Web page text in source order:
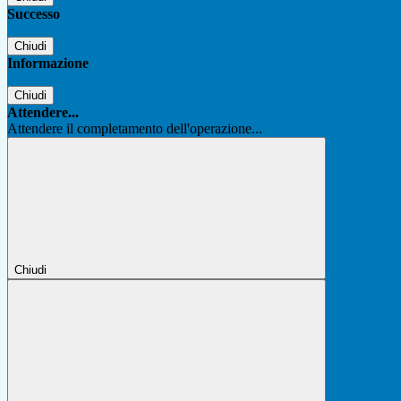
Successo
Chiudi
Informazione
Chiudi
Attendere...
Attendere il completamento dell'operazione...
Chiudi